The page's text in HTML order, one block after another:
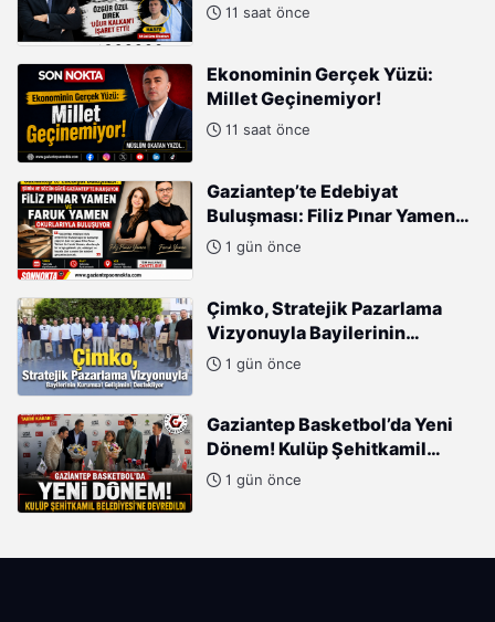
HAMLESİ!
11 saat önce
Ekonominin Gerçek Yüzü:
Millet Geçinemiyor!
11 saat önce
Gaziantep’te Edebiyat
Buluşması: Filiz Pınar Yamen
ve Faruk Yamen Okurlarıyla
1 gün önce
Çimko, Stratejik Pazarlama
Vizyonuyla Bayilerinin
Kurumsal Gelişimini
1 gün önce
Gaziantep Basketbol’da Yeni
Dönem! Kulüp Şehitkamil
Belediyesi’ne Devredildi
1 gün önce